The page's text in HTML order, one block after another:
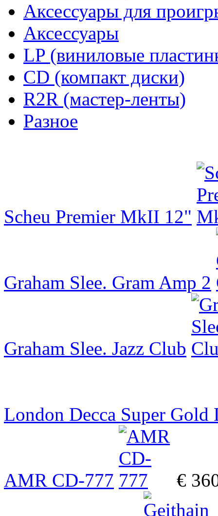
Аксессуары для
Аксессуары
LP (виниловые
CD (компакт диски)
R2R (мастер-ленты)
Разное
Scheu Premier MkII 12"
Graham Slee. Gram Amp 2
Graham Slee. Jazz Club
London Decca Super Gold
AMR CD-777 €